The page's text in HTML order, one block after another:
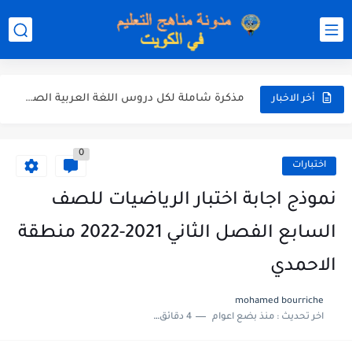
أخر الاخبار
الاختبار القصير الاول لغة عربية للصف السابع الفصل الثاني الفترة...
مذكرة شاملة لكل دروس اللغة العربية الصف العاشر الفصل الثاني...
مذكرة تركيب النباتات أحياء الصف الحادي عشر العلمي الفصل الاول...
بنك أسئلة مع الحل فيزياء للصف الحادي عشر العلمي الفصل...
اختبارات
0
نموذج اجابة اختبار الرياضيات للصف
السابع الفصل الثاني 2021-2022 منطقة
الاحمدي
mohamed bourriche
اخر تحديث :منذ بضع اعوام 4 دقائق للقراءة